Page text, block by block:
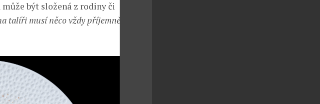
být složená z rodiny či
talíři musí něco vždy příjemně